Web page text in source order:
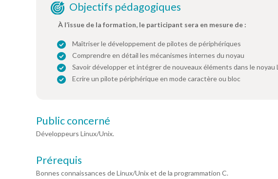
Objectifs pédagogiques
À l’issue de la formation, le participant sera en mesure de :
Maîtriser le développement de pilotes de périphériques
Comprendre en détail les mécanismes internes du noyau
Savoir développer et intégrer de nouveaux éléments dans le noyau
Ecrire un pilote périphérique en mode caractère ou bloc
Public concerné
Développeurs Linux/Unix.
Prérequis
Bonnes connaissances de Linux/Unix et de la programmation C.